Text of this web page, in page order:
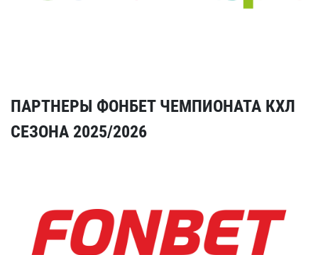
ПАРТНЕРЫ ФОНБЕТ ЧЕМПИОНАТА КХЛ
СЕЗОНА 2025/2026